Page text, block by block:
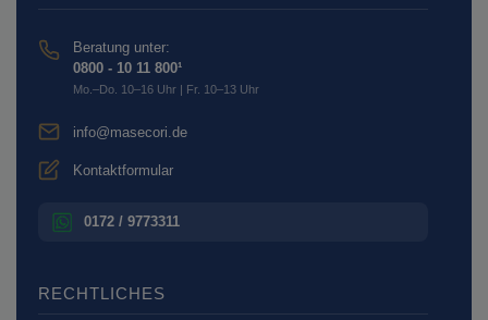
Beratung unter:
0800 - 10 11 800¹
Mo.–Do. 10–16 Uhr | Fr. 10–13 Uhr
info@masecori.de
Kontaktformular
0172 / 9773311
RECHTLICHES